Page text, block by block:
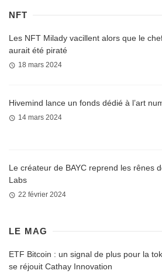
NFT
Les NFT Milady vacillent alors que le
aurait été piraté
18 mars 2024
Hivemind lance un fonds dédié à l’art
14 mars 2024
Le créateur de BAYC reprend les rênes
Labs
22 février 2024
LE MAG
ETF Bitcoin : un signal de plus pour la
se réjouit Cathay Innovation